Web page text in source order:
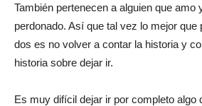
También pertenecen a alguien que amo
perdonado. Así que tal vez lo mejor que
dos es no volver a contar la historia y
historia sobre dejar ir.
Es muy difícil dejar ir por completo algo